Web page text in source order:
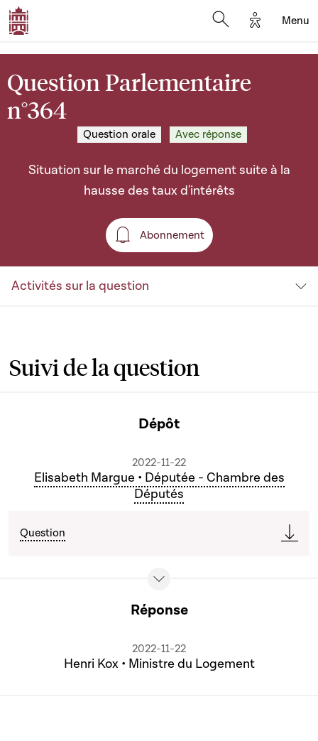
Options
Menu
Question Parlementaire
n°364
Question orale Avec réponse
Situation sur le marché du logement suite à la
hausse des taux d'intérêts
Abonnement
Abonnement
Activités sur la question
Suivi de la question
Dépôt
2022-11-22
Elisabeth Margue • Députée - Chambre des
Députés
Question
Réponse
2022-11-22
Henri Kox • Ministre du Logement